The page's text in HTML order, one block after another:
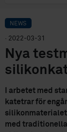
NEWS
· 2022-03-31
Nya
I arbetet med
katetrar för
silikonmaterialet
med